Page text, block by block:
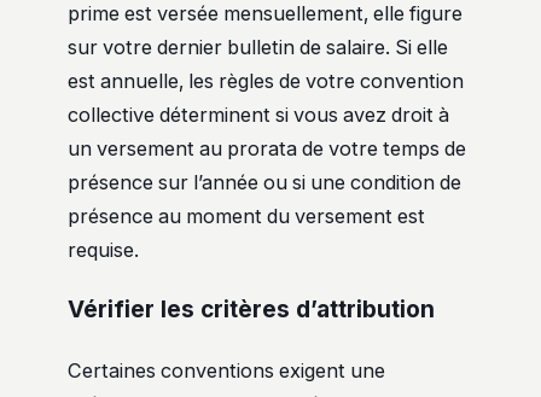
prime est versée mensuellement, elle figure
sur votre dernier bulletin de salaire. Si elle
est annuelle, les règles de votre convention
collective déterminent si vous avez droit à
un versement au prorata de votre temps de
présence sur l’année ou si une condition de
présence au moment du versement est
requise.
Vérifier les critères d’attribution
Certaines conventions exigent une